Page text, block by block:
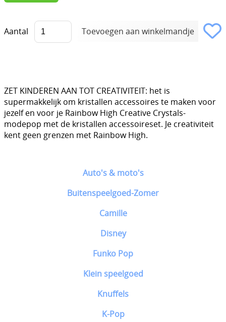
Auto's & moto's
Buitenspeelgoed-Zomer
Camille
Disney
Funko Pop
Klein speelgoed
Knuffels
K-Pop
Aantal
ZET KINDEREN AAN TOT CREATIVITEIT: het is
supermakkelijk om kristallen accessoires te maken voor
jezelf en voor je Rainbow High Creative Crystals-
modepop met de kristallen accessoireset. Je creativiteit
kent geen grenzen met Rainbow High.